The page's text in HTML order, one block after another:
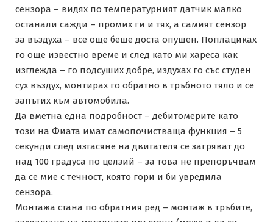
сензора – видях по температурният датчик малко
останали сажди – промих ги и тях, а самият сензор
за въздуха – все още беше доста опушен. Поплациках
го още известно време и след като ми хареса как
изглежда – го подсуших добре, издухах го със студен
сух въздух, монтирах го обратно в тръбното тяло и се
запътих към автомобила.
Да вметна една подробност – дебитомерите като
този на Фиата имат самопочистваща функция – 5
секунди след изгасяне на двигателя се загряват до
над 100 градуса по целзий – за това не препоръчвам
да се мие с течност, която гори и би увредила
сензора.
Монтажа стана по обратния ред – монтаж в тръбите,